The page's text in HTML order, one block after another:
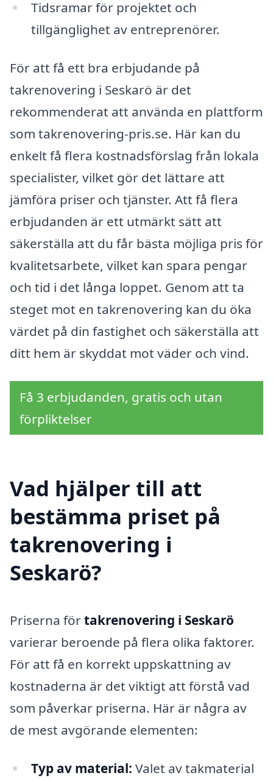
Tidsramar för projektet och
tillgänglighet av entreprenörer.
För att få ett bra erbjudande på
takrenovering i Seskarö är det
rekommenderat att använda en plattform
som takrenovering-pris.se. Här kan du
enkelt få flera kostnadsförslag från lokala
specialister, vilket gör det lättare att
jämföra priser och tjänster. Att få flera
erbjudanden är ett utmärkt sätt att
säkerställa att du får bästa möjliga pris för
kvalitetsarbete, vilket kan spara pengar
och tid i det långa loppet. Genom att ta
steget mot en takrenovering kan du öka
värdet på din fastighet och säkerställa att
ditt hem är skyddat mot väder och vind.
Få 3 erbjudanden, gratis och utan
förpliktelser
Vad hjälper till att
bestämma priset på
takrenovering i
Seskarö?
Priserna förtakrenovering i Seskarö
varierar beroende på flera olika faktorer.
För att få en korrekt uppskattning av
kostnaderna är det viktigt att förstå vad
som påverkar priserna. Här är några av
de mest avgörande elementen:
Typ av material: Valet av takmaterial